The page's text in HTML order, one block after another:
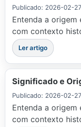
Publicado: 2026-02-
Entenda a
com contexto
Ler artigo
Significado e
Publicado: 2026-02-
Entenda a
com contexto